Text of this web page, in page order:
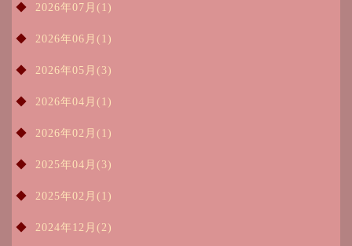
2026年07月(1)
2026年06月(1)
2026年05月(3)
2026年04月(1)
2026年02月(1)
2025年04月(3)
2025年02月(1)
2024年12月(2)